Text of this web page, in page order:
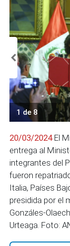
1 de 8
20/03/2024El
entrega al
integrantes del
fueron
Italia, Países
presidida por el
Gonzáles-
Urteaga. Foto: